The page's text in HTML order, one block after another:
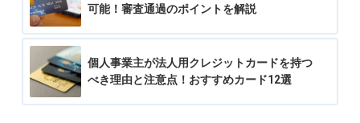
可能！審査通過のポイントを解説
個人事業主が法人用クレジットカードを持つ
べき理由と注意点！おすすめカード12選